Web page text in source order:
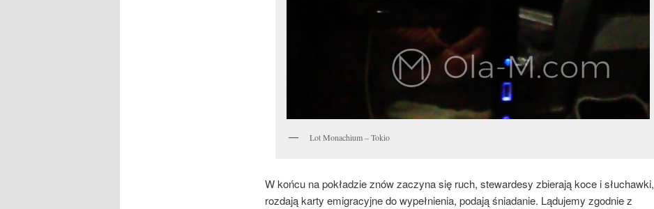
Lot Monachium – Tokio
W końcu na pokładzie znów zaczyna się ruch, stewardesy zbierają koce i słuchawki,
rozdają karty emigracyjne do wypełnienia, podają śniadanie. Lądujemy zgodnie z